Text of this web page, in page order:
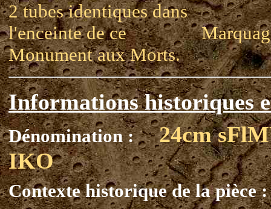
2 tubes identiques dans
l'enceinte de ce
Monument aux Morts.
Informations historiques
Dénomination :
24cm
IKO
Contexte historique de la pièce :